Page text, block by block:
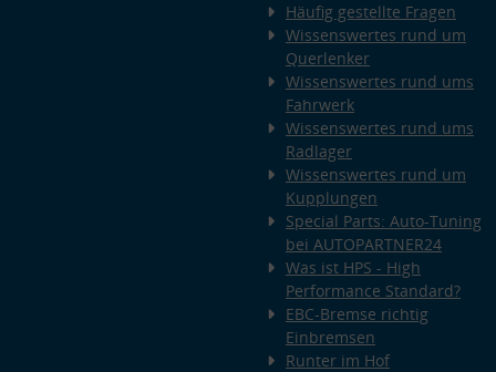
Häufig gestellte Fragen
Wissenswertes rund um
Querlenker
Wissenswertes rund ums
Fahrwerk
Wissenswertes rund ums
Radlager
Wissenswertes rund um
Kupplungen
Special Parts: Auto-Tuning
bei AUTOPARTNER24
Was ist HPS - High
Performance Standard?
EBC-Bremse richtig
Einbremsen
Runter im Hof